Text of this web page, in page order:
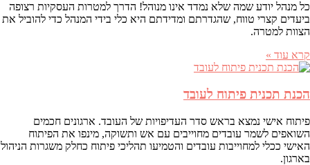
כל מנהל יודע שמה שלא נמדד אינו מנוהל! הדרך למטרות העסקיות רצופה
ביעדים קצרי טווח, שהגדרתם ומדידתם היא כלי בידי המנהל כדי להוביל את
הצוות למטרה.
קרא עוד »
הכנת תכנית פיתוח לעובד
פיתוח אישי נמצא בראש סדר העדיפויות של העובד. ארגונים חכמים
השואפים לשמר עובדים מחוייבים עם אש ותשוקה, מינפו את הפיתוח
האישי ככלי למחוייבות עובדים והטמיעו תהליכי פיתוח כחלק משגרות הניהול
בארגון.